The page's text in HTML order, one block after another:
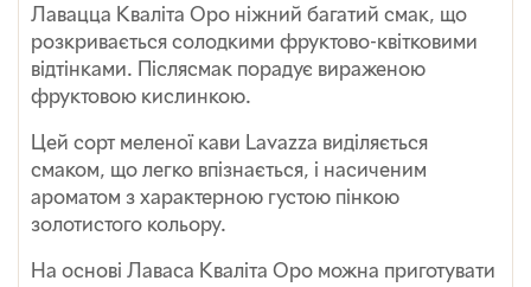
Лавацца Кваліта Оро ніжний багатий смак, що
розкривається солодкими фруктово-квітковими
відтінками. Післясмак порадує вираженою
фруктовою кислинкою.
Цей сорт меленої кави Lavazza виділяється
смаком, що легко впізнається, і насиченим
ароматом з характерною густою пінкою
золотистого кольору.
На основі Лаваса Кваліта Оро можна приготувати